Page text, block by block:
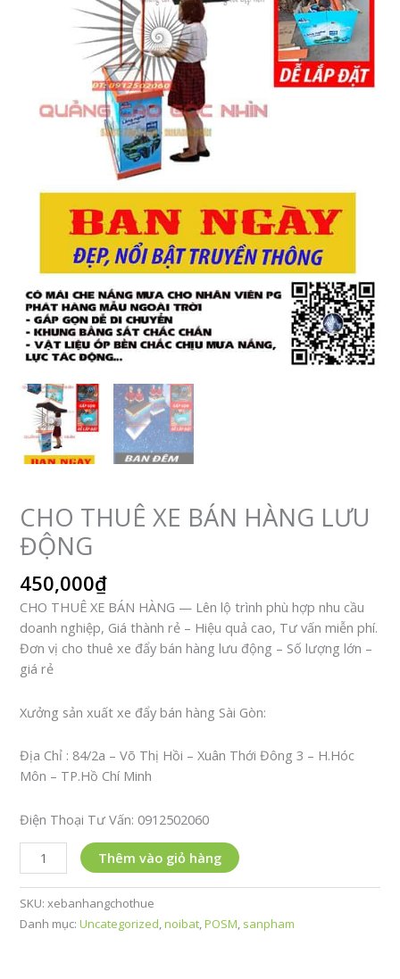
CHO THUÊ XE BÁN HÀNG LƯU
ĐỘNG
450,000₫
CHO THUÊ XE BÁN HÀNG — Lên lộ trình phù hợp nhu cầu
doanh nghiệp, Giá thành rẻ – Hiệu quả cao, Tư vấn miễn phí.
Đơn vị cho thuê xe đẩy bán hàng lưu động – Số lượng lớn –
giá rẻ
Xưởng sản xuất xe đẩy bán hàng Sài Gòn:
Địa Chỉ : 84/2a – Võ Thị Hồi – Xuân Thới Đông 3 – H.Hóc
Môn – TP.Hồ Chí Minh
Điện Thoại Tư Vấn: 0912502060
CHO
THUÊ
XE
BÁN
HÀNG
Thêm vào giỏ hàng
SKU:xebanhangchothue
Danh mục:Uncategorized,noibat,POSM, sanpham